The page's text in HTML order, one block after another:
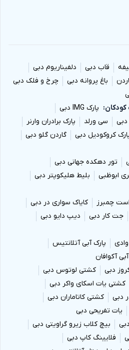
قاب دبی
دلفیناریوم دبی
باغ پروانه دبی
چرخ و فلک دبی
پارک IMG دبی
سی ورلد
پارک برادران وارنر
کروکودیل دبی
گاردن گلو دبی
تور دهکده جهانی دبی
ابوظبی
بلیط هلیکوپتر دبی
چمبرز
کایاک سواری در دبی
جت کار دبی
دیپ دایو دبی
پارک آبی آتلانتیس
آکوافان
دبی
کشتی لوتوس دبی
کشتی یات اسکای واکر دبی
دبی
کشتی کاتاماران دبی
یات تفریحی دبی
بیچ کلاب زیرو گراویتی دبی
فلایینگ کاپ دبی